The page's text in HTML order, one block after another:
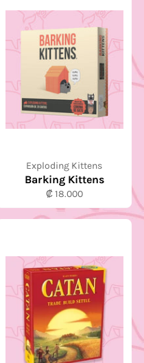
Exploding Kittens
Barking Kittens
Precio
habitual
₡ 18.000